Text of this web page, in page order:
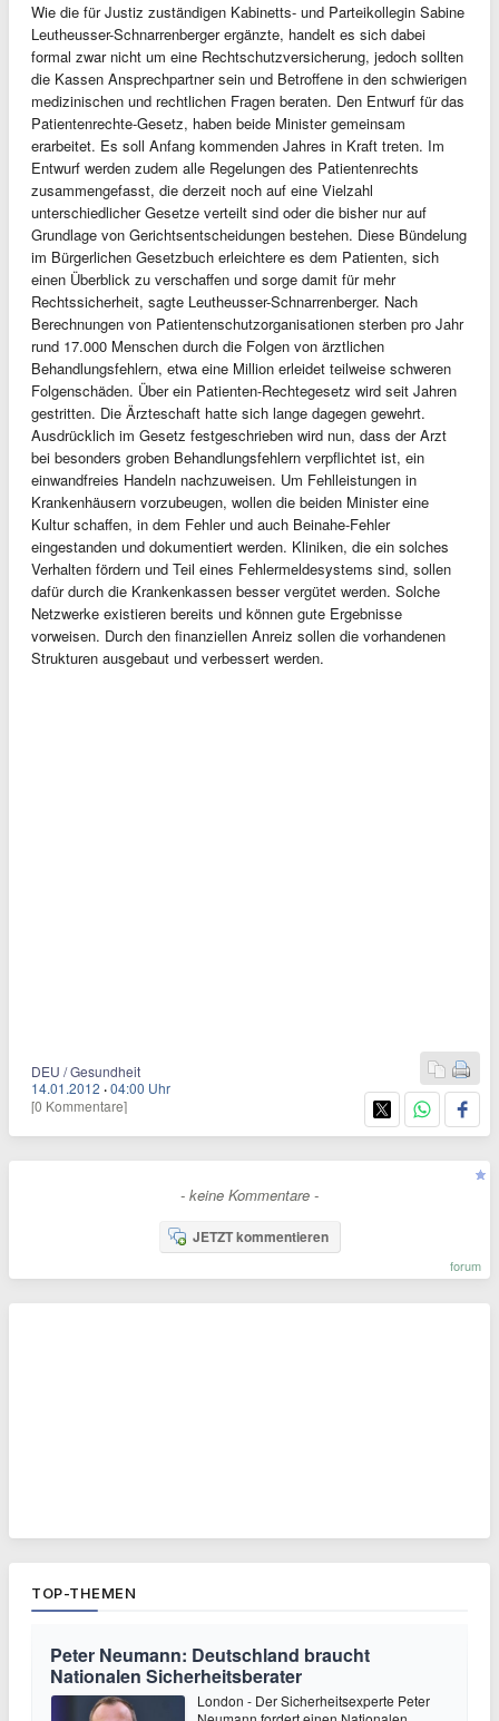
Wie die für Justiz zuständigen Kabinetts- und Parteikollegin Sabine
Leutheusser-Schnarrenberger ergänzte, handelt es sich dabei
formal zwar nicht um eine Rechtschutzversicherung, jedoch sollten
die Kassen Ansprechpartner sein und Betroffene in den schwierigen
medizinischen und rechtlichen Fragen beraten. Den Entwurf für das
Patientenrechte-Gesetz, haben beide Minister gemeinsam
erarbeitet. Es soll Anfang kommenden Jahres in Kraft treten. Im
Entwurf werden zudem alle Regelungen des Patientenrechts
zusammengefasst, die derzeit noch auf eine Vielzahl
unterschiedlicher Gesetze verteilt sind oder die bisher nur auf
Grundlage von Gerichtsentscheidungen bestehen. Diese Bündelung
im Bürgerlichen Gesetzbuch erleichtere es dem Patienten, sich
einen Überblick zu verschaffen und sorge damit für mehr
Rechtssicherheit, sagte Leutheusser-Schnarrenberger. Nach
Berechnungen von Patientenschutzorganisationen sterben pro Jahr
rund 17.000 Menschen durch die Folgen von ärztlichen
Behandlungsfehlern, etwa eine Million erleidet teilweise schweren
Folgenschäden. Über ein Patienten-Rechtegesetz wird seit Jahren
gestritten. Die Ärzteschaft hatte sich lange dagegen gewehrt.
Ausdrücklich im Gesetz festgeschrieben wird nun, dass der Arzt
bei besonders groben Behandlungsfehlern verpflichtet ist, ein
einwandfreies Handeln nachzuweisen. Um Fehlleistungen in
Krankenhäusern vorzubeugen, wollen die beiden Minister eine
Kultur schaffen, in dem Fehler und auch Beinahe-Fehler
eingestanden und dokumentiert werden. Kliniken, die ein solches
Verhalten fördern und Teil eines Fehlermeldesystems sind, sollen
dafür durch die Krankenkassen besser vergütet werden. Solche
Netzwerke existieren bereits und können gute Ergebnisse
vorweisen. Durch den finanziellen Anreiz sollen die vorhandenen
Strukturen ausgebaut und verbessert werden.
DEU / Gesundheit
14.01.2012 ·04:00 Uhr
[0 Kommentare]
- keine Kommentare -
JETZT kommentieren
forum
TOP-THEMEN
Peter Neumann: Deutschland braucht
Nationalen Sicherheitsberater
London - Der Sicherheitsexperte Peter